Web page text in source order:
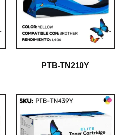
PTB-TN210Y